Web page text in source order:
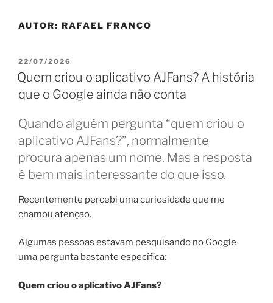
AUTOR: RAFAEL FRANCO
PUBLICADO
EM
22/07/2026
Quem criou o aplicativo AJFans? A história
que o Google ainda não conta
Quando alguém pergunta “quem criou o
aplicativo AJFans?”, normalmente
procura apenas um nome. Mas a resposta
é bem mais interessante do que isso.
Recentemente percebi uma curiosidade que me
chamou atenção.
Algumas pessoas estavam pesquisando no Google
uma pergunta bastante específica:
Quem criou o aplicativo AJFans?